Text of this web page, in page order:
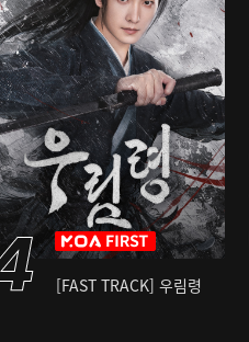
[FAST TRACK] 우림령